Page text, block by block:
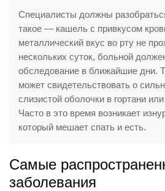
Специалисты должны
такое — кашель с привкусом
металлический вкус во рту не
нескольких суток, больной
обследование в ближайшие дни.
может свидетельствовать о
слизистой оболочки в гортани
Часто в это время возникает
который мешает спать и есть.
Самые
заболевания